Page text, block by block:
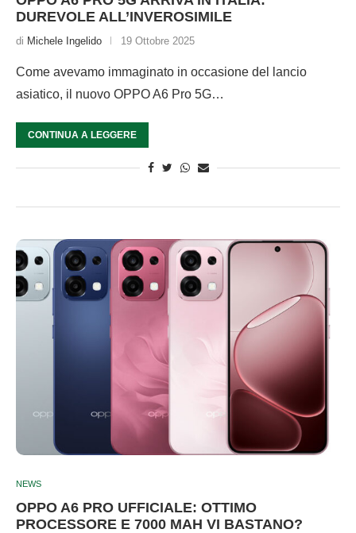
DUREVOLE ALL’INVEROSIMILE
di Michele Ingelido 19 Ottobre 2025
Come avevamo immaginato in occasione del lancio
asiatico, il nuovo OPPO A6 Pro 5G…
CONTINUA A LEGGERE
NEWS
OPPO A6 PRO UFFICIALE: OTTIMO
PROCESSORE E 7000 MAH VI BASTANO?